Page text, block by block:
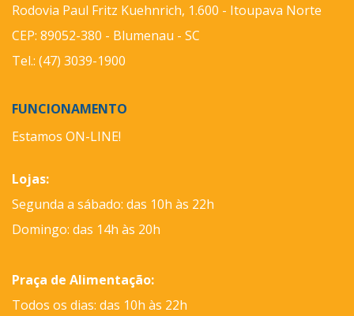
Rodovia Paul Fritz Kuehnrich, 1.600 - Itoupava Norte
CEP: 89052-380 - Blumenau - SC
Tel.: (47) 3039-1900
FUNCIONAMENTO
Estamos ON-LINE!
Lojas:
Segunda a sábado: das 10h às 22h
Domingo: das 14h às 20h
Praça de Alimentação:
Todos os dias: das 10h às 22h